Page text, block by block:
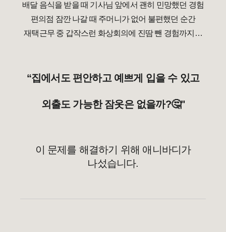
배달 음식을 받을 때 기사님 앞에서 괜히 민망했던 경험
편의점 잠깐 나갈 때 주머니가 없어 불편했던 순간
재택근무 중 갑작스런 화상회의에 진땀 뺀 경험까지…
“집에서도 편안하고 예쁘게 입을 수 있고
외출도 가능한 잠옷은 없을까?🤔"
이 문제를 해결하기 위해 애니바디가
나섰습니다.